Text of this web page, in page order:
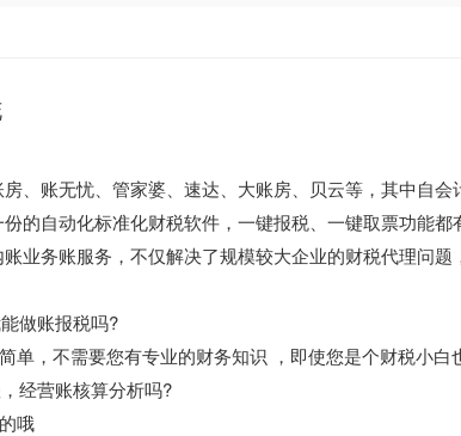
、账无忧、管家婆、速达、大账房、贝云等，其中自
的自动化标准化财税软件，一键报税、一键取票功能
业务账服务，不仅解决了规模较大企业的财税代理问
做账报税吗?
单，不需要您有专业的财务知识 ，即使您是个财税小白
经营账核算分析吗?
哦